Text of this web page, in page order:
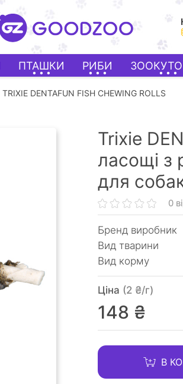
ПТАШКИ РИБИ
TRIXIE DENTAFUN FISH CHEWING ROLLS
Trixie
ласощі з
для
0
Бренд виробник
Вид тварини
Вид корму
Ціна (2 ₴/г)
148 ₴
В